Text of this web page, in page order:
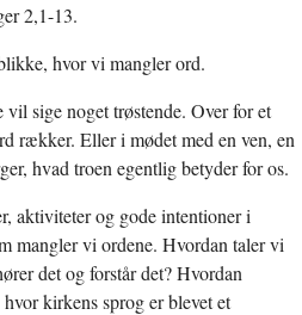
2,1-13.
hvor vi mangler ord.
sige noget trøstende. Over for et
rækker. Eller i mødet med en ven, en
hvad troen egentlig betyder for os.
aktiviteter og gode intentioner i
mangler vi ordene. Hvordan taler vi
det og forstår det? Hvordan
kirkens sprog er blevet et